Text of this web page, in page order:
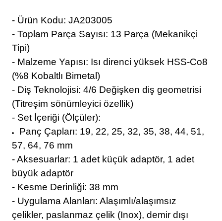
- Ürün Kodu: JA203005
- Toplam Parça Sayısı: 13 Parça (Mekanikçi
Tipi)
- Malzeme Yapısı: Isı direnci yüksek HSS-Co8
(%8 Kobaltlı Bimetal)
- Diş Teknolojisi: 4/6 Değişken diş geometrisi
(Titreşim sönümleyici özellik)
- Set İçeriği (Ölçüler):
Panç Çapları: 19, 22, 25, 32, 35, 38, 44, 51,
57, 64, 76 mm
- Aksesuarlar: 1 adet küçük adaptör, 1 adet
büyük adaptör
- Kesme Derinliği: 38 mm
- Uygulama Alanları: Alaşımlı/alaşımsız
çelikler, paslanmaz çelik (Inox), demir dışı